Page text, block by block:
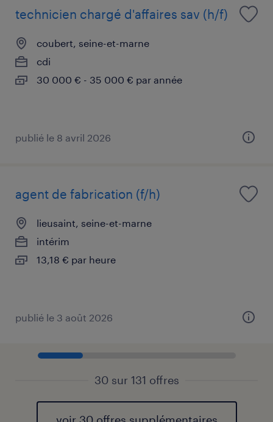
technicien chargé d'affaires sav (h/f)
coubert, seine-et-marne
cdi
30 000 € - 35 000 € par année
publié le 8 avril 2026
agent de fabrication (f/h)
lieusaint, seine-et-marne
intérim
13,18 € par heure
publié le 3 août 2026
30 sur 131 offres